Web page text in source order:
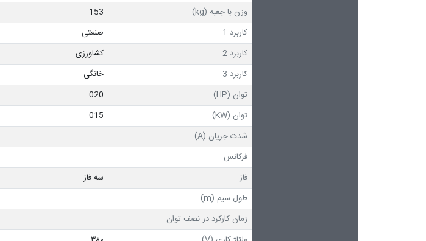
وزن با جعبه (kg)
153
کاربرد 1
صنعتی
کاربرد 2
کشاورزی
کاربرد 3
خانگی
توان (HP)
020
توان (KW)
015
شدت جریان (A)
فرکانس
فاز
سه فاز
طول سیم (m)
زمان کارکرد در نصف توان